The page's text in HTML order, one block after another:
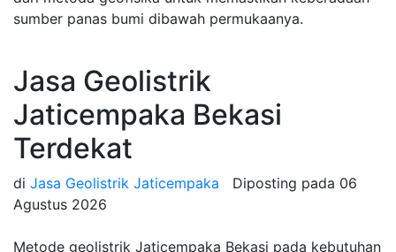
sumber panas bumi dibawah permukaanya.
Jasa Geolistrik
Jaticempaka Bekasi
Terdekat
di Jasa Geolistrik Jaticempaka Diposting pada 06
Agustus 2026
Metode geolistrik Jaticempaka Bekasi pada kebutuhan